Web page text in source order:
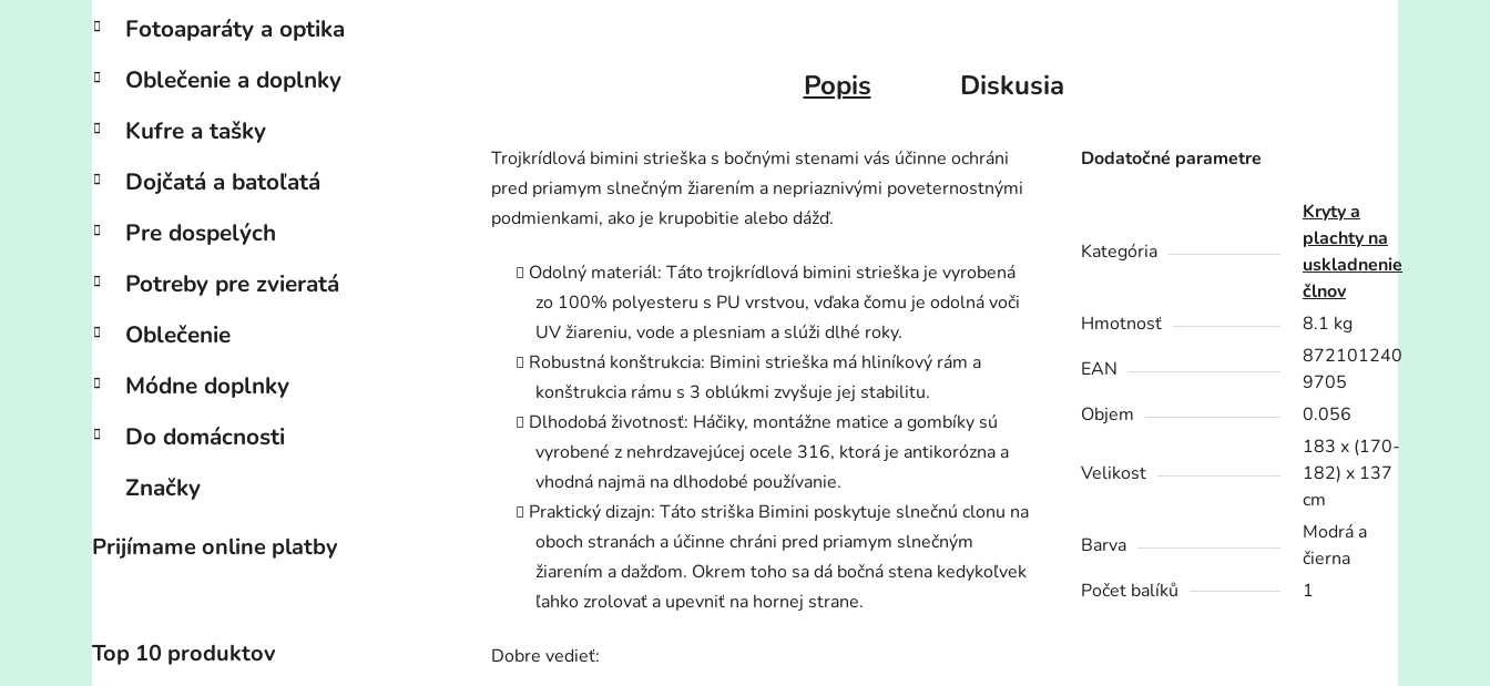
Fotoaparáty a optika
Oblečenie a doplnky
Kufre a tašky
Dojčatá a batoľatá
Pre dospelých
Potreby pre zvieratá
Oblečenie
Módne doplnky
Do domácnosti
Značky
Prijímame online platby
Top 10 produktov
Popis Diskusia
Trojkrídlová bimini strieška s bočnými stenami vás účinne ochráni
pred priamym slnečným žiarením a nepriaznivými poveternostnými
podmienkami, ako je krupobitie alebo dážď.
Odolný materiál: Táto trojkrídlová bimini strieška je vyrobená
zo 100% polyesteru s PU vrstvou, vďaka čomu je odolná voči
UV žiareniu, vode a plesniam a slúži dlhé roky.
Robustná konštrukcia: Bimini strieška má hliníkový rám a
konštrukcia rámu s 3 oblúkmi zvyšuje jej stabilitu.
Dlhodobá životnosť: Háčiky, montážne matice a gombíky sú
vyrobené z nehrdzavejúcej ocele 316, ktorá je antikorózna a
vhodná najmä na dlhodobé používanie.
Praktický dizajn: Táto striška Bimini poskytuje slnečnú clonu na
oboch stranách a účinne chráni pred priamym slnečným
žiarením a dažďom. Okrem toho sa dá bočná stena kedykoľvek
ľahko zrolovať a upevniť na hornej strane.
Dobre vedieť:
Dodatočné parametre
Kategória
Kryty a
plachty na
uskladnenie
člnov
Hmotnosť
8.1 kg
EAN
872101240
9705
Objem
0.056
Velikost
183 x (170-
182) x 137
cm
Barva
Modrá a
čierna
Počet balíků
1